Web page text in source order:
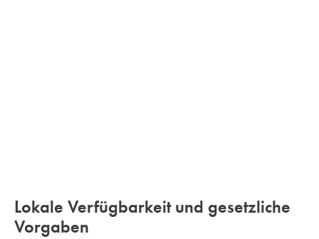
Lokale Verfügbarkeit und gesetzliche
Vorgaben